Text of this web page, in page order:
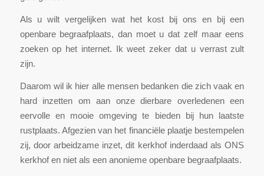
Als u wilt vergelijken wat het kost bij ons en bij een
openbare begraafplaats, dan moet u dat zelf maar eens
zoeken op het internet. Ik weet zeker dat u verrast zult
zijn.
Daarom wil ik hier alle mensen bedanken die zich vaak en
hard inzetten om aan onze dierbare overledenen een
eervolle en mooie omgeving te bieden bij hun laatste
rustplaats. Afgezien van het financiële plaatje bestempelen
zij, door arbeidzame inzet, dit kerkhof inderdaad als ONS
kerkhof en niet als een anonieme openbare begraafplaats.